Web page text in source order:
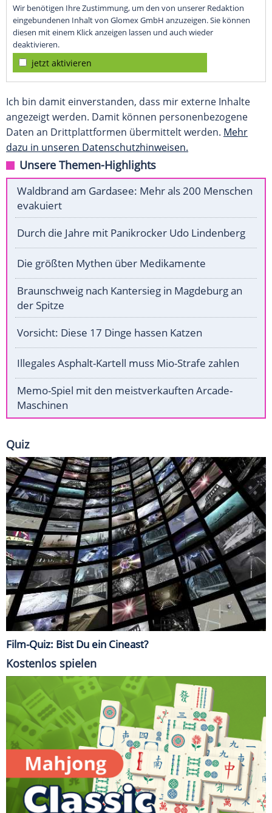
Wir benötigen Ihre Zustimmung, um den von unserer Redaktion
eingebundenen Inhalt von Glomex GmbH anzuzeigen. Sie können
diesen mit einem Klick anzeigen lassen und auch wieder
deaktivieren.
jetzt aktivieren
Ich bin damit einverstanden, dass mir externe Inhalte
angezeigt werden. Damit können personenbezogene
Daten an Drittplattformen übermittelt werden. Mehr
dazu in unseren Datenschutzhinweisen.
Unsere Themen-Highlights
Waldbrand am Gardasee: Mehr als 200 Menschen
evakuiert
Durch die Jahre mit Panikrocker Udo Lindenberg
Die größten Mythen über Medikamente
Braunschweig nach Kantersieg in Magdeburg an
der Spitze
Vorsicht: Diese 17 Dinge hassen Katzen
Illegales Asphalt-Kartell muss Mio-Strafe zahlen
Memo-Spiel mit den meistverkauften Arcade-
Maschinen
Quiz
Film-Quiz: Bist Du ein Cineast?
Kostenlos spielen